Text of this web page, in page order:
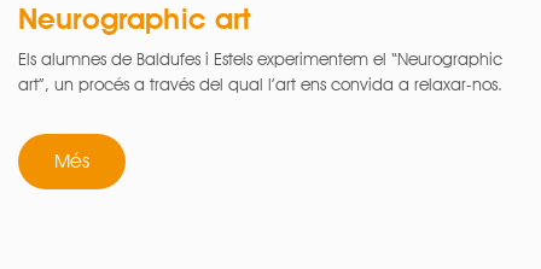
Neurographic art
Els alumnes de Baldufes i Estels experimentem el “Neurographic
art”, un procés a través del qual l’art ens convida a relaxar-nos.
Més